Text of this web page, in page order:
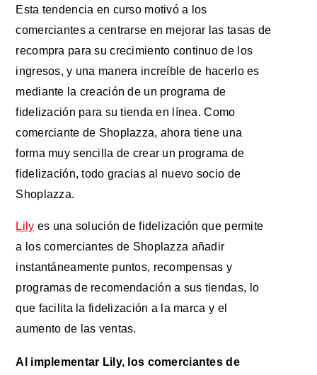
Esta tendencia en curso motivó a los
comerciantes a centrarse en mejorar las tasas de
recompra para su crecimiento continuo de los
ingresos, y una manera increíble de hacerlo es
mediante la creación de un programa de
fidelización para su tienda en línea. Como
comerciante de Shoplazza, ahora tiene una
forma muy sencilla de crear un programa de
fidelización, todo gracias al nuevo socio de
Shoplazza.
Lily es una solución de fidelización que permite
a los comerciantes de Shoplazza añadir
instantáneamente puntos, recompensas y
programas de recomendación a sus tiendas, lo
que facilita la fidelización a la marca y el
aumento de las ventas.
Al implementar Lily, los comerciantes de